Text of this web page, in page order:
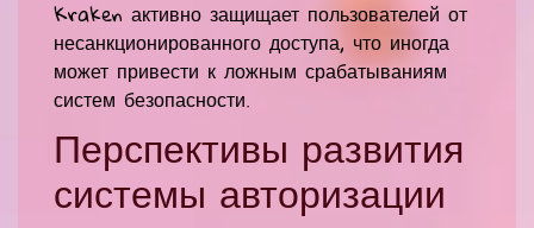
Kraken активно защищает пользователей от
несанкционированного доступа, что иногда
может привести к ложным срабатываниям
систем безопасности.
Перспективы развития
системы авторизации